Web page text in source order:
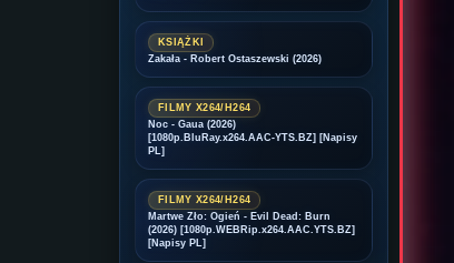
KSIĄŻKI
Zakała - Robert Ostaszewski (2026)
FILMY X264/H264
Noc - Gaua (2026)
[1080p.BluRay.x264.AAC-YTS.BZ] [Napisy
PL]
FILMY X264/H264
Martwe Zło: Ogień - Evil Dead: Burn
(2026) [1080p.WEBRip.x264.AAC.YTS.BZ]
[Napisy PL]